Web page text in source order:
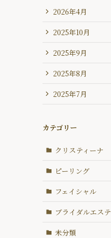
2026年4月
2025年10月
2025年9月
2025年8月
2025年7月
カテゴリー
クリスティーナ
ピーリング
フェイシャル
ブライダルエステ
未分類